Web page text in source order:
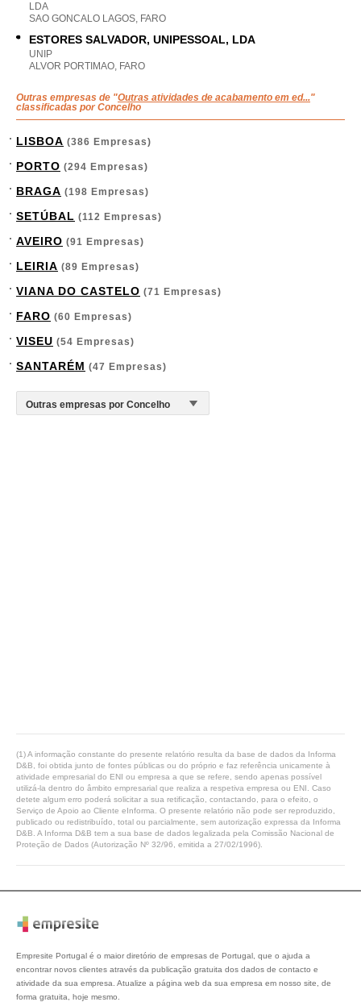
LDA
SAO GONCALO LAGOS, FARO
ESTORES SALVADOR, UNIPESSOAL, LDA
UNIP
ALVOR PORTIMAO, FARO
Outras empresas de "Outras atividades de acabamento em ed..."
classificadas por Concelho
LISBOA (386 Empresas)
PORTO (294 Empresas)
BRAGA (198 Empresas)
SETÚBAL (112 Empresas)
AVEIRO (91 Empresas)
LEIRIA (89 Empresas)
VIANA DO CASTELO (71 Empresas)
FARO (60 Empresas)
VISEU (54 Empresas)
SANTARÉM (47 Empresas)
(1) A informação constante do presente relatório resulta da base de dados da Informa
D&B, foi obtida junto de fontes públicas ou do próprio e faz referência unicamente à
atividade empresarial do ENI ou empresa a que se refere, sendo apenas possível
utilizá-la dentro do âmbito empresarial que realiza a respetiva empresa ou ENI. Caso
detete algum erro poderá solicitar a sua retificação, contactando, para o efeito, o
Serviço de Apoio ao Cliente eInforma. O presente relatório não pode ser reproduzido,
publicado ou redistribuído, total ou parcialmente, sem autorização expressa da Informa
D&B. A Informa D&B tem a sua base de dados legalizada pela Comissão Nacional de
Proteção de Dados (Autorização Nº 32/96, emitida a 27/02/1996).
Empresite Portugal é o maior diretório de empresas de Portugal, que o ajuda a
encontrar novos clientes através da publicação gratuita dos dados de contacto e
atividade da sua empresa. Atualize a página web da sua empresa em nosso site, de
forma gratuita, hoje mesmo.